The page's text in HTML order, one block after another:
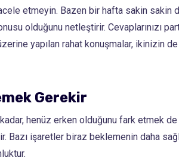
etmeyin. Bazen bir hafta sakin sakin
olduğunu netleştirir. Cevaplarınızı
yapılan rahat konuşmalar, ikinizin
Gerekir
henüz erken olduğunu fark etmek
işaretler biraz beklemenin daha